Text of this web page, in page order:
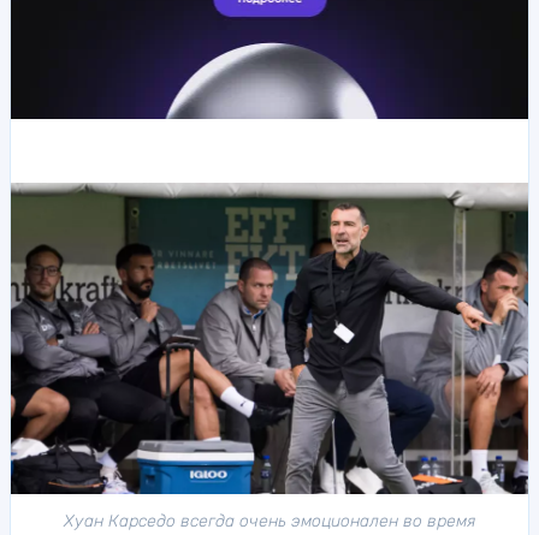
Хуан Карседо всегда очень эмоционален во время